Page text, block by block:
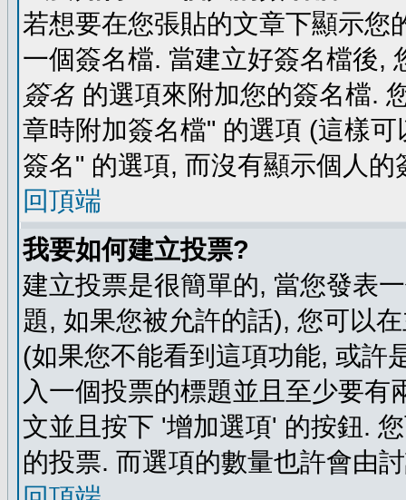
若想要在您張貼的文章下顯示您
一個簽名檔. 當建立好簽名檔後,
簽名 的選項來附加您的簽名檔.
章時附加簽名檔" 的選項 (這樣
簽名" 的選項, 而沒有顯示個人的
回頂端
我要如何建立投票?
建立投票是很簡單的, 當您發表
題, 如果您被允許的話), 您可以
(如果您不能看到這項功能, 或許
入一個投票的標題並且至少要
文並且按下 '增加選項' 的按鈕.
的投票. 而選項的數量也許會由